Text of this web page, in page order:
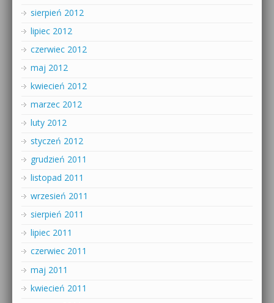
sierpień 2012
lipiec 2012
czerwiec 2012
maj 2012
kwiecień 2012
marzec 2012
luty 2012
styczeń 2012
grudzień 2011
listopad 2011
wrzesień 2011
sierpień 2011
lipiec 2011
czerwiec 2011
maj 2011
kwiecień 2011